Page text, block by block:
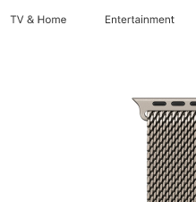
TV & Home Entertainment